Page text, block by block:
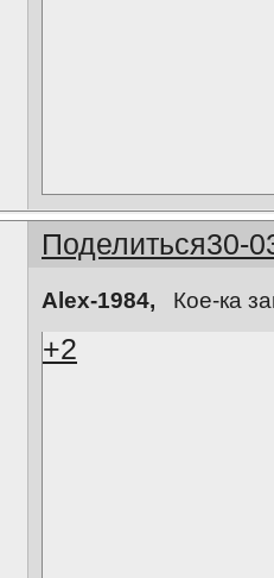
Поделиться30-
Alex-1984, Кое-ка
+2